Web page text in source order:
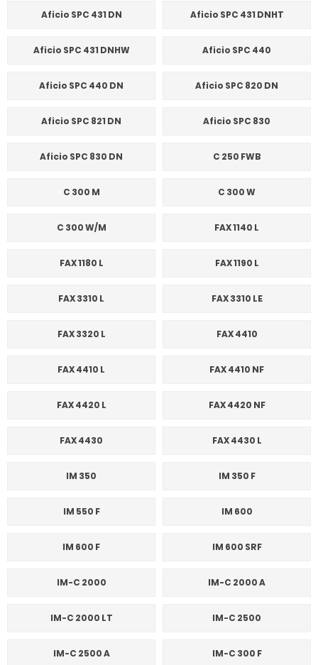
Aficio SPC 431 DN Aficio SPC 431 DNHT
Aficio SPC 431 DNHW Aficio SPC 440
Aficio SPC 440 DN Aficio SPC 820 DN
Aficio SPC 821 DN Aficio SPC 830
Aficio SPC 830 DN C 250 FWB
C 300 M C 300 W
C 300 W/M FAX 1140 L
FAX 1180 L FAX 1190 L
FAX 3310 L FAX 3310 LE
FAX 3320 L FAX 4410
FAX 4410 L FAX 4410 NF
FAX 4420 L FAX 4420 NF
FAX 4430 FAX 4430 L
IM 350 IM 350 F
IM 550 F IM 600
IM 600 F IM 600 SRF
IM-C 2000 IM-C 2000 A
IM-C 2000 LT IM-C 2500
IM-C 2500 A IM-C 300 F